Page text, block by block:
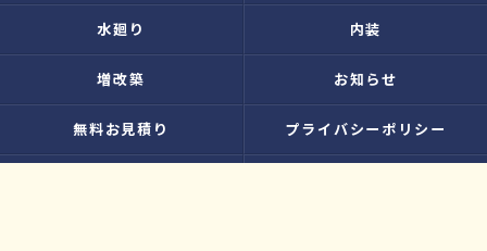
水廻り 内装
増改築 お知らせ
無料お見積り プライバシーポリシー